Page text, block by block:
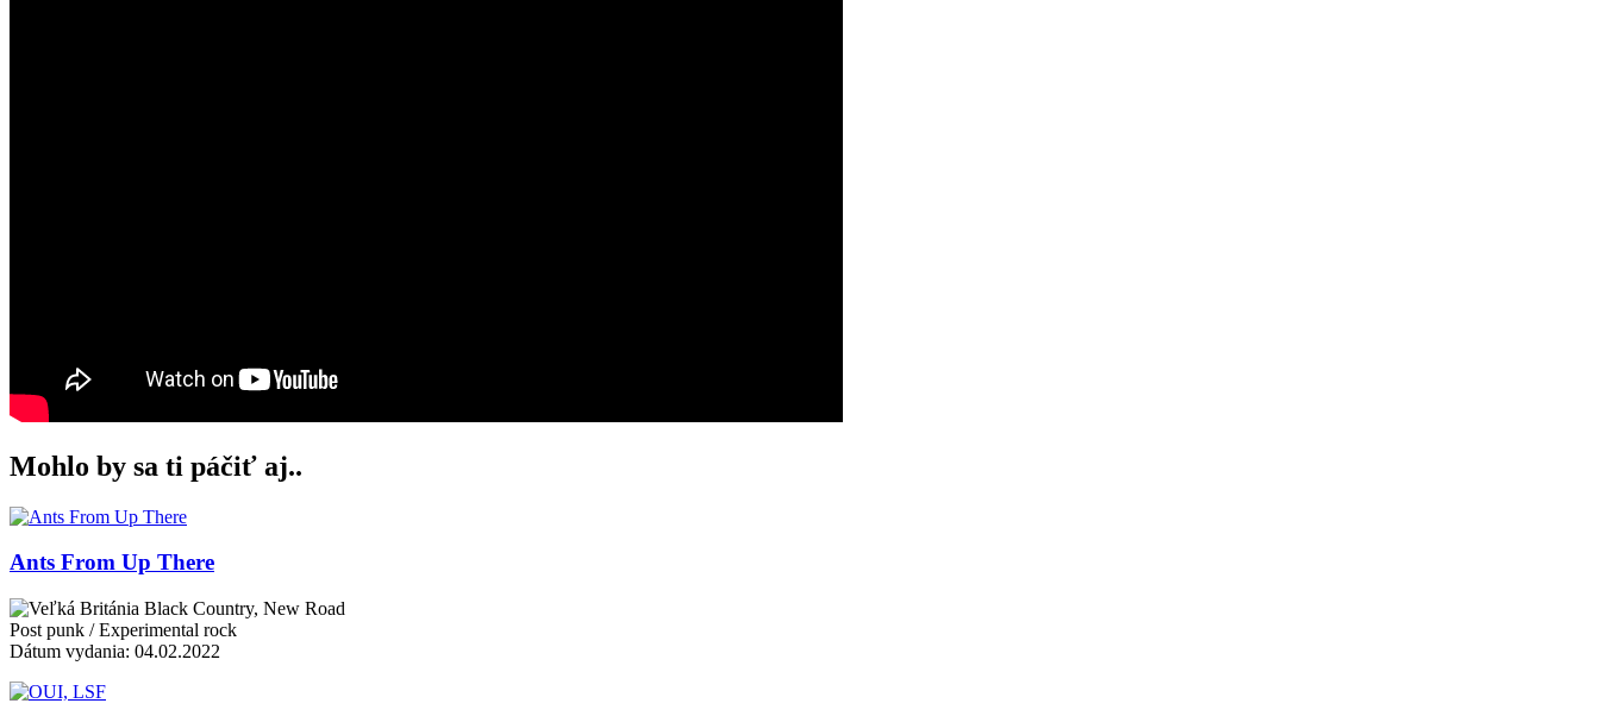
Mohlo by sa ti páčiť aj..
Ants From Up There
Black Country, New Road
Post punk / Experimental rock
Dátum vydania: 04.02.2022